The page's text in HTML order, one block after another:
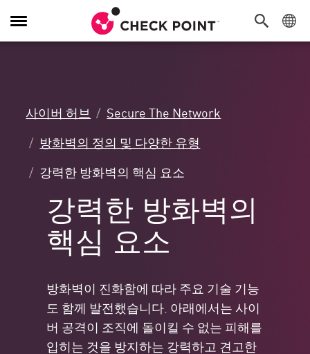
탐
색
사이버 허브
Secure The Network
방화벽의 정의 및 다양한 유형
강력한 방화벽의 핵심 요소
강력한 방화벽의
핵심 요소
방화벽이 진화함에 따라 주요 기술 기능
도 함께 발전했습니다. 아래에서는 사이
버 공격이 조직에 돌이킬 수 없는 피해를
입히는 것을 방지하는 강력하고 견고한